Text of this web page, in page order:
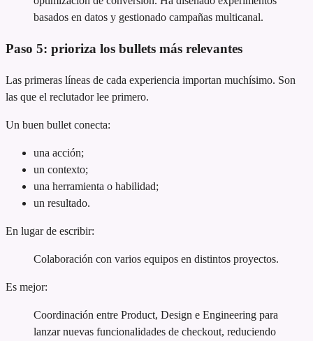
basados en datos y gestionado campañas multicanal.
Paso 5: prioriza los bullets más relevantes
Las primeras líneas de cada experiencia importan muchísimo. Son
las que el reclutador lee primero.
Un buen bullet conecta:
una acción;
un contexto;
una herramienta o habilidad;
un resultado.
En lugar de escribir:
Colaboración con varios equipos en distintos proyectos.
Es mejor:
Coordinación entre Product, Design e Engineering para
lanzar nuevas funcionalidades de checkout, reduciendo